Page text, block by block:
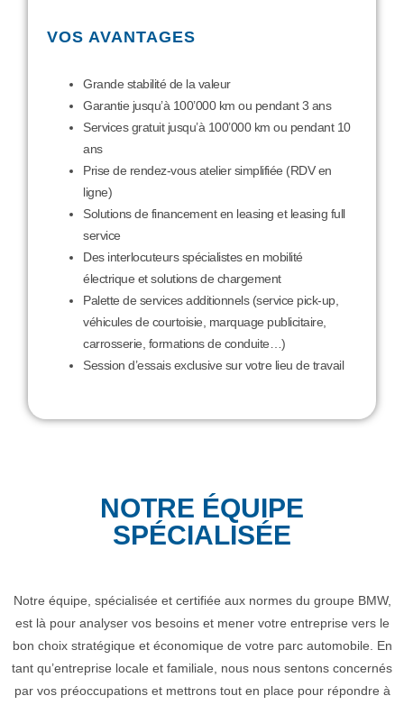
VOS AVANTAGES
Grande stabilité de la valeur
Garantie jusqu’à 100’000 km ou pendant 3 ans
Services gratuit jusqu’à 100’000 km ou pendant 10
ans
Prise de rendez-vous atelier simplifiée (RDV en
ligne)
Solutions de financement en leasing et leasing full
service
Des interlocuteurs spécialistes en mobilité
électrique et solutions de chargement
Palette de services additionnels (service pick-up,
véhicules de courtoisie, marquage publicitaire,
carrosserie, formations de conduite…)
Session d’essais exclusive sur votre lieu de travail
NOTRE ÉQUIPE
SPÉCIALISÉE
Notre équipe, spécialisée et certifiée aux normes du groupe BMW,
est là pour analyser vos besoins et mener votre entreprise vers le
bon choix stratégique et économique de votre parc automobile. En
tant qu’entreprise locale et familiale, nous nous sentons concernés
par vos préoccupations et mettrons tout en place pour répondre à